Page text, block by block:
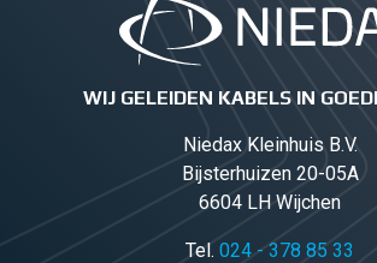
WIJ GELEIDEN KABELS IN
Niedax Kleinhuis B.V.
Bijsterhuizen 20-05A
6604 LH Wijchen
Tel. 024 - 378 85 33